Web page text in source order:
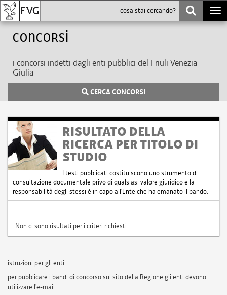
Concorsi
i concorsi indetti dagli enti pubblici del Friuli Venezia
Giulia
CERCA CONCORSI
RISULTATO DELLA
RICERCA PER TITOLO DI
STUDIO
I testi pubblicati costituiscono uno strumento di
consultazione documentale privo di qualsiasi valore giuridico e la
responsabilità degli stessi è in capo all'Ente che ha emanato il bando.
Non ci sono risultati per i criteri richiesti.
istruzioni per gli enti
per pubblicare i bandi di concorso sul sito della Regione gli enti devono
utilizzare l'e-mail